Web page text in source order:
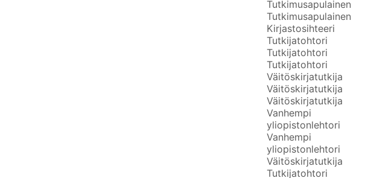
Tutkimusapulainen
Tutkimusapulainen
Kirjastosihteeri
Tutkijatohtori
Tutkijatohtori
Tutkijatohtori
Väitöskirjatutkija
Väitöskirjatutkija
Väitöskirjatutkija
Vanhempi
yliopistonlehtori
Vanhempi
yliopistonlehtori
Väitöskirjatutkija
Tutkijatohtori